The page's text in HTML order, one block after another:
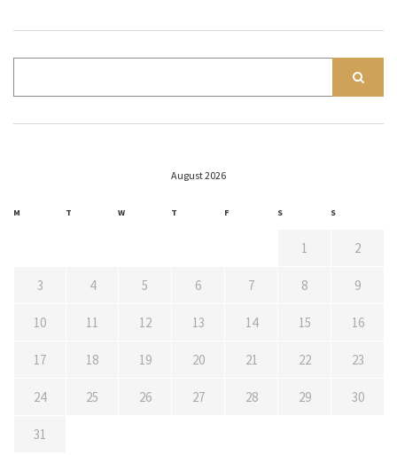
August 2026
M T W T F S S
1 2
3 4 5 6 7 8 9
10 11 12 13 14 15 16
17 18 19 20 21 22 23
24 25 26 27 28 29 30
31